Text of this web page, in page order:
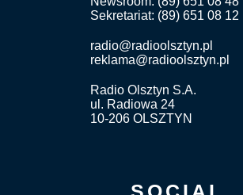
Sekretariat: (89) 651 08 12
radio@radioolsztyn.pl
reklama@radioolsztyn.pl
Radio Olsztyn S.A.
ul. Radiowa 24
10-206 OLSZTYN